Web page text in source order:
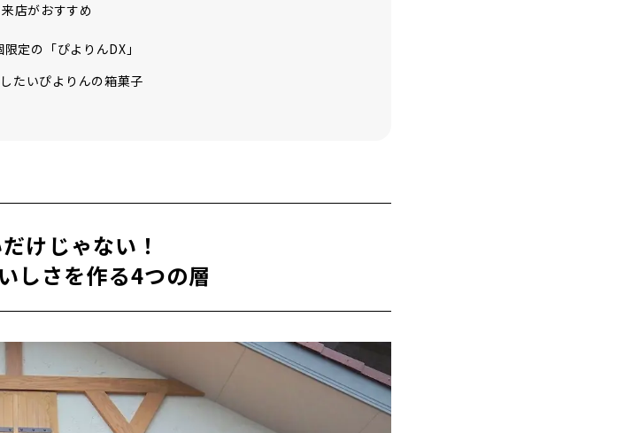
店がおすすめ
定の「ぴよりんDX」
たいぴよりんの箱菓子
けじゃない！
しさを作る4つの層